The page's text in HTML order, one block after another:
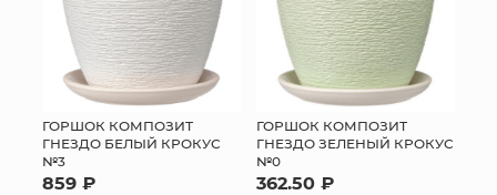
ГОРШОК КОМПОЗИТ
ГНЕЗДО БЕЛЫЙ КРОКУС
№3
859 ₽
ГОРШОК КОМПОЗИТ
ГНЕЗДО ЗЕЛЕНЫЙ КРОКУС
№0
362.50 ₽